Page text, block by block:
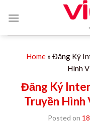
Home » Đăng Ký
Hình
Đăng Ký
Truyền
Posted on